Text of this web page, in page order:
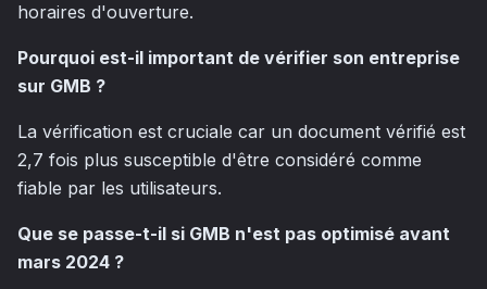
horaires d'ouverture.
Pourquoi est-il important de vérifier son entreprise
sur GMB ?
La vérification est cruciale car un document vérifié est
2,7 fois plus susceptible d'être considéré comme
fiable par les utilisateurs.
Que se passe-t-il si GMB n'est pas optimisé avant
mars 2024 ?